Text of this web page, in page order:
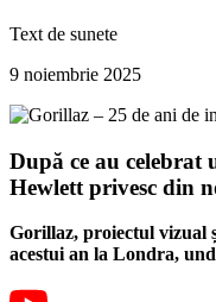
Text de sunete
9 noiembrie 2025
După ce au celebrat
Hewlett privesc din
Gorillaz, proiectul vizual
acestui an la Londra,